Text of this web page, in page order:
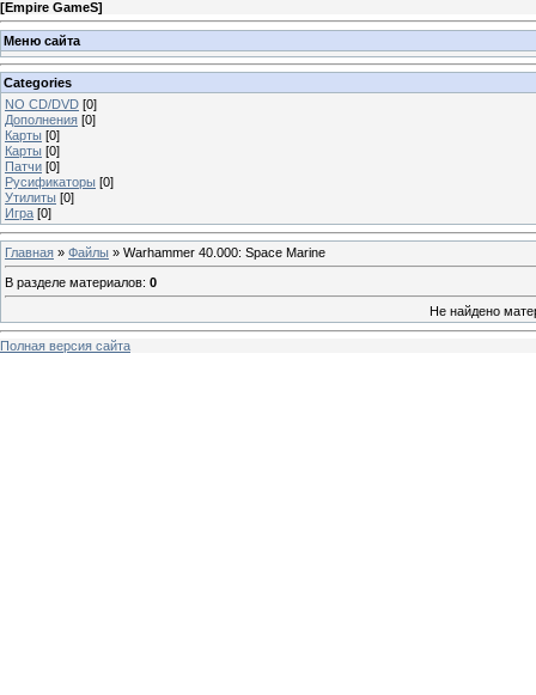
[Empire GameS]
Меню сайта
Categories
NO CD/DVD [0]
Дополнения [0]
Карты [0]
Карты [0]
Патчи [0]
Русификаторы [0]
Утилиты [0]
Игра [0]
Главная » Файлы » Warhammer 40.000: Space Marine
В разделе материалов: 0
Не найдено
Полная версия сайта